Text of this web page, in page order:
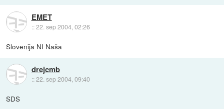
EMET
::22. sep 2004, 02:26
Slovenija NI Naša
drejcmb
::22. sep 2004, 09:40
SDS